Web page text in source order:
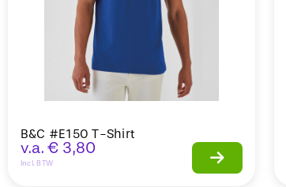
B&C #E150 T-Shirt
v.a. € 3,80
Incl. BTW